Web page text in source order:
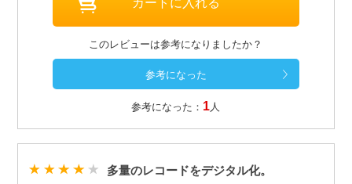
このレビューは参考になりましたか？
参考になった： 1 人
多量のレコードをデジタル化。